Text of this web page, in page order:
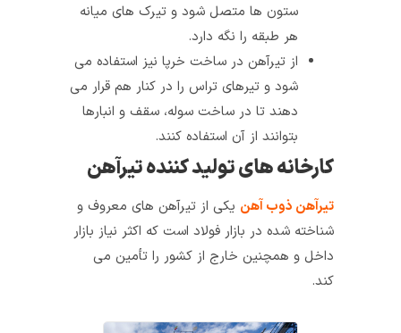
ستون‌ ها متصل شود و تیرک‌ های میانه‌
هر طبقه را نگه دارد.
از تیرآهن در ساخت خرپا نیز استفاده می‌
شود و تیرهای تراس را در کنار هم قرار می‌
دهند تا در ساخت سوله، سقف و انبارها
بتوانند از آن استفاده کنند.
کارخانه‌ های تولید کننده تیرآهن
تیرآهن ذوب آهنیکی از تیرآهن‌ های معروف و
شناخته شده در بازار فولاد است که اکثر نیاز بازار
داخل و همچنین خارج از کشور را تأمین می‌